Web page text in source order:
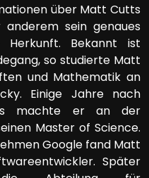
über Matt Cutts
sein genaues
Herkunft. Bekannt ist
so studierte Matt
und Mathematik an
Einige Jahre nach
machte er an der
Master of Science.
Google fand Matt
Später